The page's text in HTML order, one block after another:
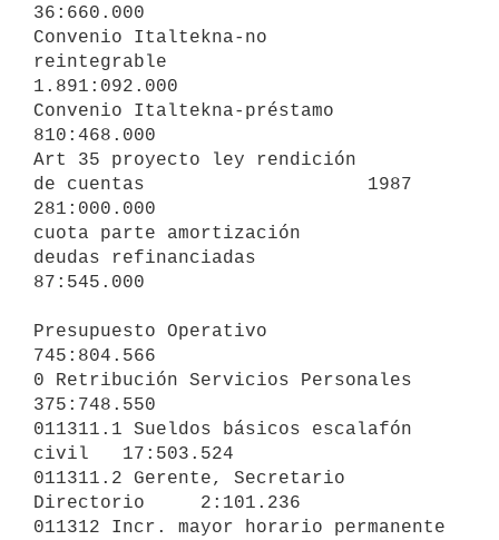
36:660.000
Convenio Italtekna-no
reintegrable
1.891:092.000
Convenio Italtekna-préstamo
810:468.000
Art 35 proyecto ley rendición
de cuentas                    1987
281:000.000
cuota parte amortización
deudas refinanciadas
87:545.000
Presupuesto Operativo
745:804.566
0 Retribución Servicios Personales
375:748.550
011311.1 Sueldos básicos escalafón
civil   17:503.524
011311.2 Gerente, Secretario
Directorio     2:101.236
011312 Incr. mayor horario permanente